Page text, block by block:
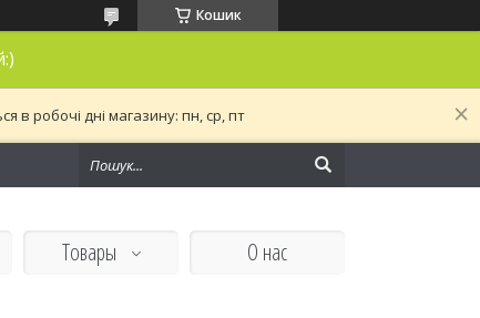
Кошик
в робочі дні магазину: пн, ср, пт
Товары О нас